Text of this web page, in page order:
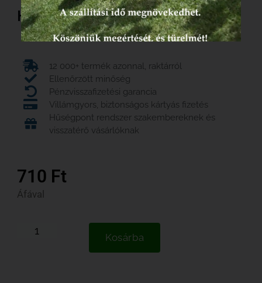
Védőfelszerelés
Tartozékok és kiegészítők
Husqvarna Tömítés 501770002
12 000+ termék azonnal, raktárról
Ellenőrzött minőség
Pénzvisszafizetési garancia
Villámgyors, biztonságos kártyás fizetés
Hűségpont rendszer szakembereknek és
visszatérő vásárlóknak
710 Ft
Áfával
Kosárba